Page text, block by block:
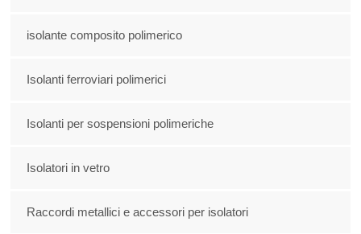
isolante composito polimerico
Isolanti ferroviari polimerici
Isolanti per sospensioni polimeriche
Isolatori in vetro
Raccordi metallici e accessori per isolatori